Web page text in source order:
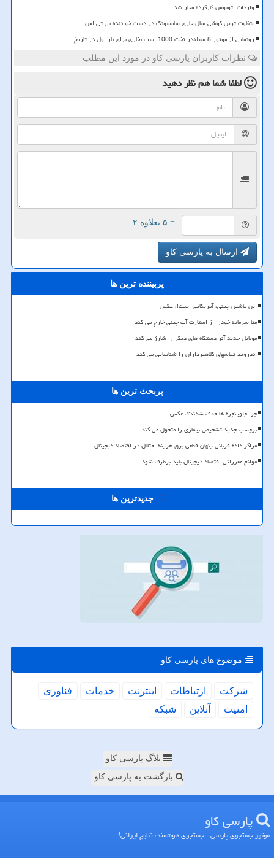
واردات اتوبوس کارکرده مجاز شد
متفاوت ترین گوشی سال جاری سامسونگ در دست خواننده بی تی اس
رونمایی از موتور 8 سیلندر تخت 1000 اسب بخاری برای بار اول در تاریخ
نظرات کاربران پارسی کاو در مورد این مطلب
لطفا شما همنظر دهید
= ۵ بعلاوه ۲
ارسال به پارسی کاو
پربیننده ترین ها
این ماشین چینی، آمریکایی است!، عکس
متا سرمایه خودرا از استارت آپ چینی خارج می کند
موبایل جدید آنر دستگاه های دیگر را شارژ می کند
اندروید تماسهای کلاهبرداران را شناسایی می کند
پربحث ترین ها
چرا جلوپنجره ها حذف شدند؟، عکس
برچسب جدید تشخیص بیماری را متحول می کند
مراکز داده قربانی پنهان قطعی برق هزینه اختلال در اقتصاد دیجیتال
موانع مقرراتی اقتصاد دیجیتال باید برطرف شود
جدیدترین ها
موضوع های پارسی كاو
شركت ارتباطات اینترنت خدمات
فناوری
امنیت
آنلاین شبكه
بلاگ پارسی کاو
بازگشت به پارسی کاو
پارسی كاو
موتور جستجوی پارسی - جستجوی هوشمند، نتایج ایرانی!